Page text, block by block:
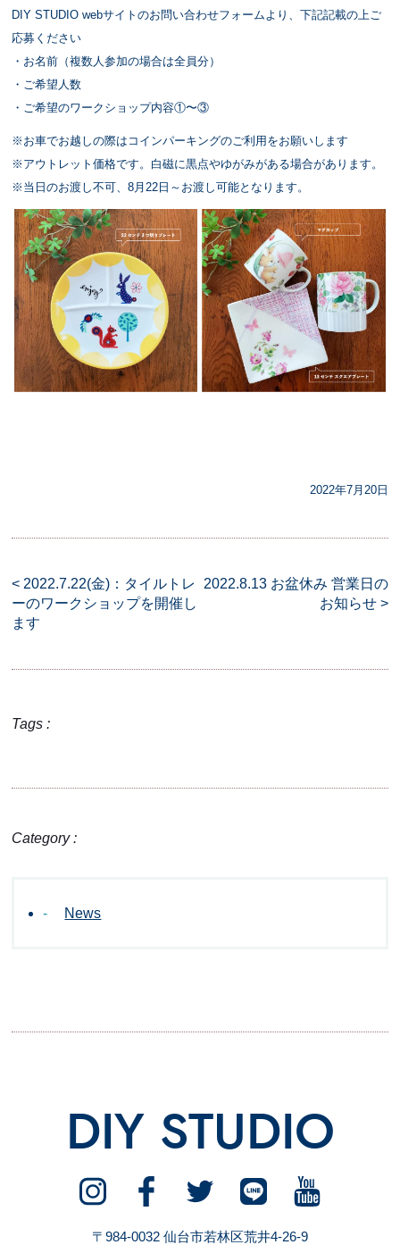
DIY STUDIO webサイトのお問い合わせフォームより、下記記載の上ご
応募ください
・お名前（複数人参加の場合は全員分）
・ご希望人数
・ご希望のワークショップ内容①〜③
※お車でお越しの際はコインパーキングのご利用をお願いします
※アウトレット価格⁡です。白磁に黒点やゆがみがある場合があります。⁡
※当日のお渡し不可⁡、8月22日～お渡し可能となります。⁡
2022年7月20日
< 2022.7.22(金)：タイルトレ
ーのワークショップを開催し
ます
2022.8.13 お盆休み 営業日の
お知らせ>
Tags :
Category :
News
DIY STUDIO
〒984-0032 仙台市若林区荒井4-26-9